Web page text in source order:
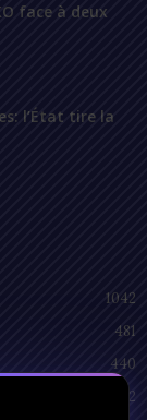
face à deux
l’État tire la
1042
481
440
212